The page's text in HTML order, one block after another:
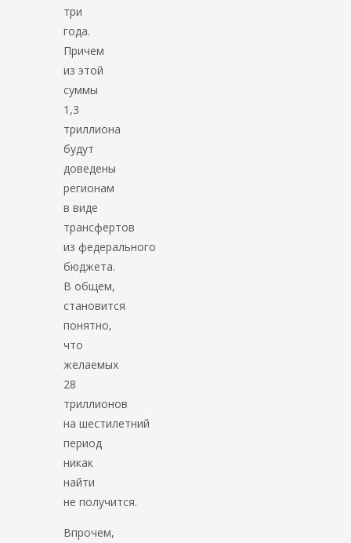
три
года.
Причем
из этой
суммы
1,3
триллиона
будут
доведены
регионам
в виде
трансфертов
из федерального
бюджета.
В общем,
становится
понятно,
что
желаемых
28
триллионов
на шестилетний
период
никак
найти
не получится.
Впрочем,